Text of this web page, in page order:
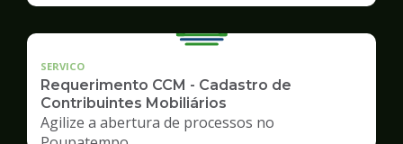
SERVICO
Requerimento CCM - Cadastro de
Contribuintes Mobiliários
Agilize a abertura de processos no